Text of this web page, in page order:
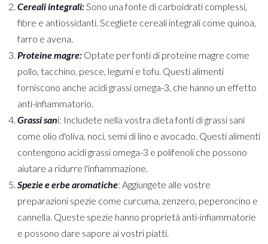
Cereali integrali:Sono una fonte di carboidrati complessi,
fibre e antiossidanti. Scegliete cereali integrali come quinoa,
farro e avena.
Proteine magre:Optate per fonti di proteine magre come
pollo, tacchino, pesce, legumi e tofu. Questi alimenti
forniscono anche acidi grassi omega-3, che hanno un effetto
anti-infiammatorio.
Grassi sani: Includete nella vostra dieta fonti di grassi sani
come olio d'oliva, noci, semi di lino e avocado. Questi alimenti
contengono acidi grassi omega-3 e polifenoli che possono
aiutare a ridurre l'infiammazione.
Spezie e erbe aromatiche: Aggiungete alle vostre
preparazioni spezie come curcuma, zenzero, peperoncino e
cannella. Queste spezie hanno proprietà anti-infiammatorie
e possono dare sapore ai vostri piatti.